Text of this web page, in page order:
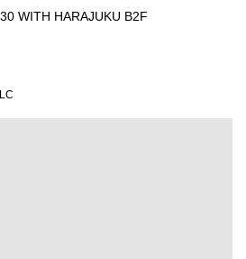
WITH HARAJUKU B2F